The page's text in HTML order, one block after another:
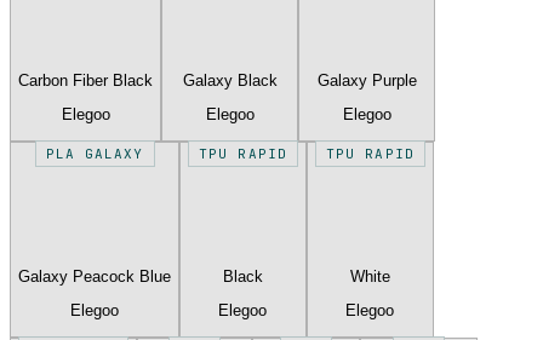
Carbon Fiber Black
Elegoo
Galaxy Black
Elegoo
Galaxy Purple
Elegoo
PLA GALAXY
Galaxy Peacock Blue
Elegoo
TPU RAPID
Black
Elegoo
TPU RAPID
White
Elegoo